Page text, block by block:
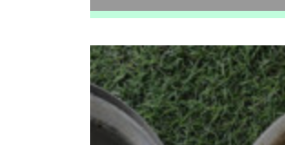
appellation donnée pour
Ce terme
l’ensemble des chiens
de multiples
mais nés dans ce
cadre géographique. […]